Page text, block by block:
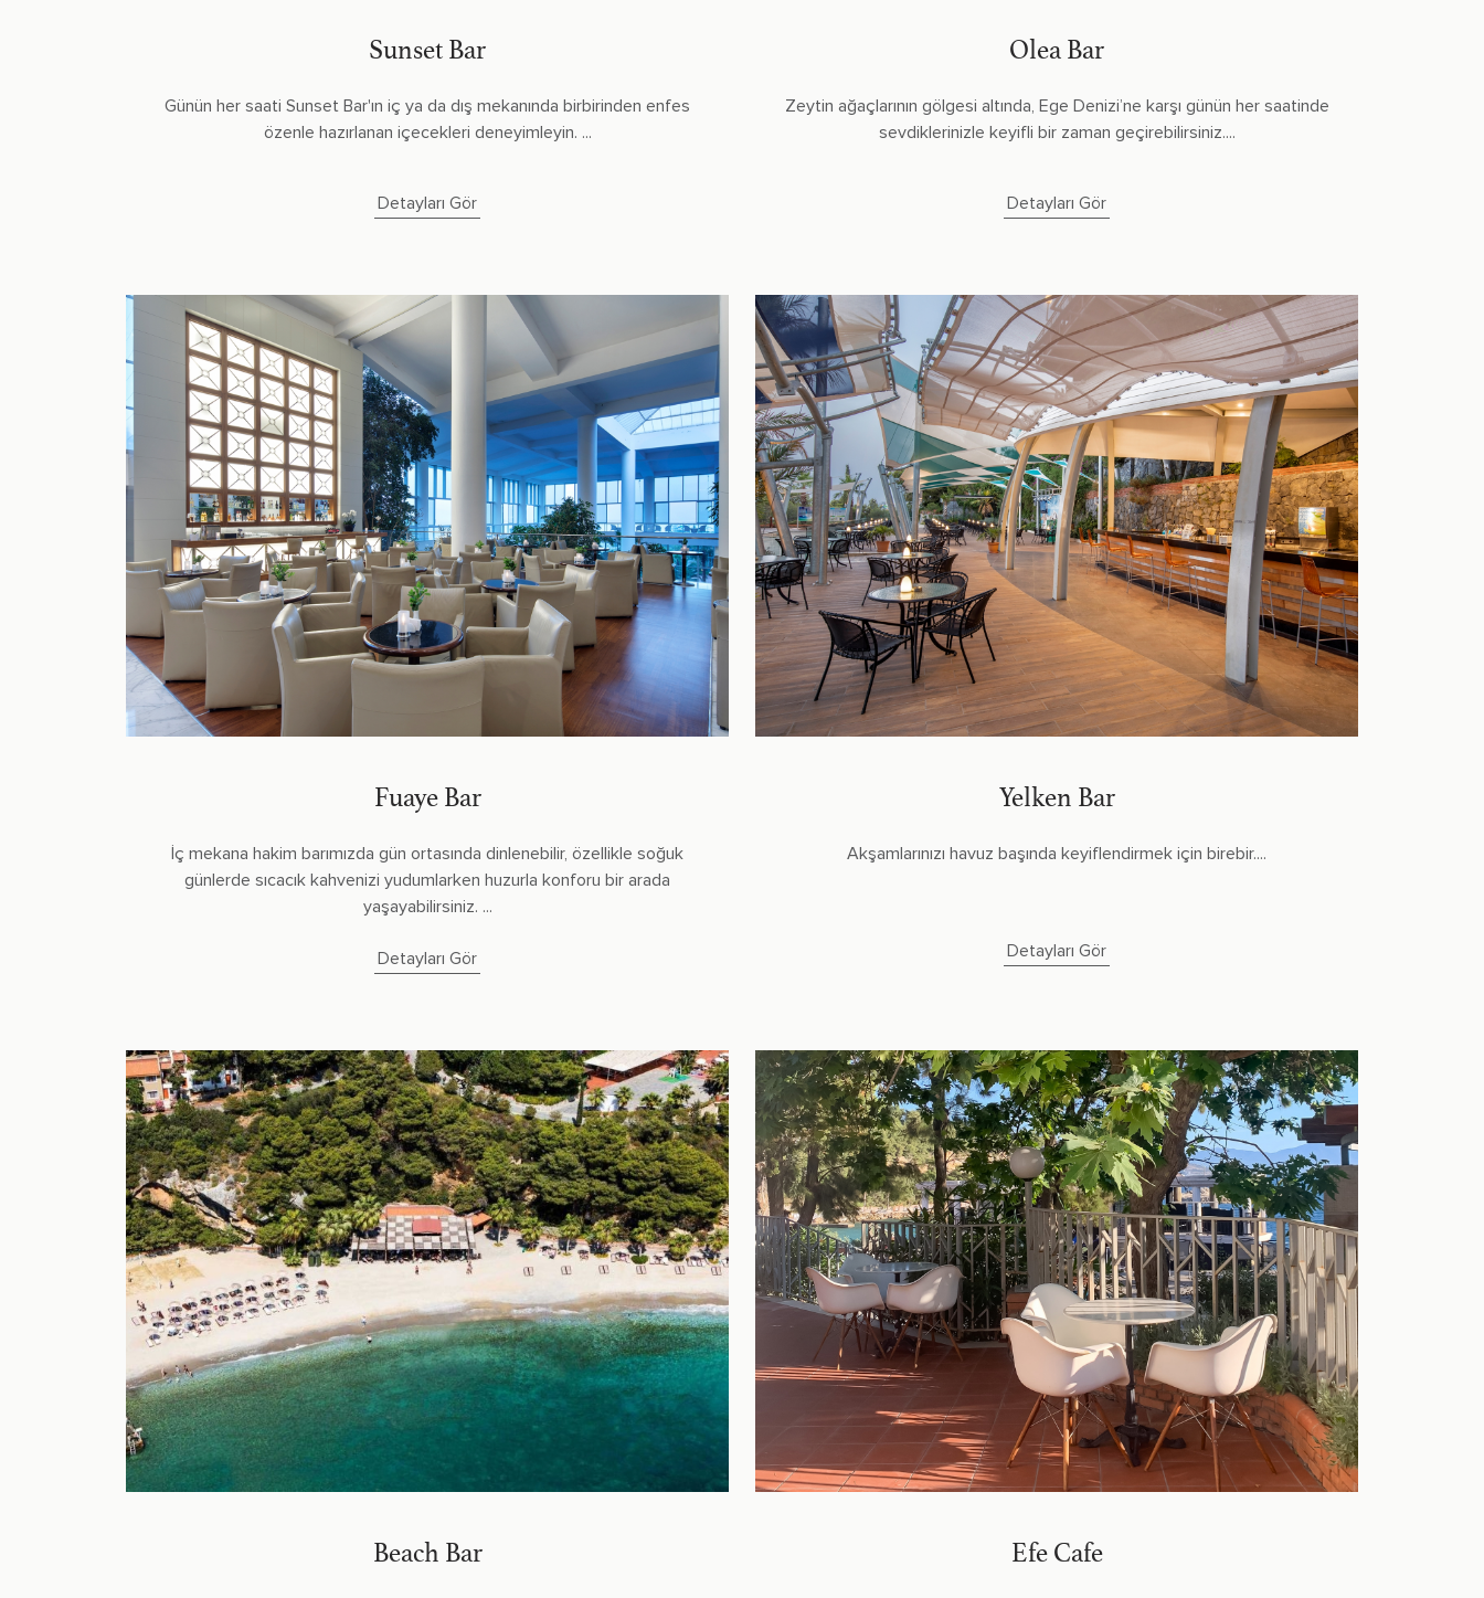
Sunset Bar
Günün her saati Sunset Bar'ın iç ya da dış mekanında birbirinden enfes
özenle hazırlanan içecekleri deneyimleyin. ...
Detayları Gör
Olea Bar
Zeytin ağaçlarının gölgesi altında, Ege Denizi’ne karşı günün her saatinde
sevdiklerinizle keyifli bir zaman geçirebilirsiniz....
Detayları Gör
Fuaye Bar
İç mekana hakim barımızda gün ortasında dinlenebilir, özellikle soğuk
günlerde sıcacık kahvenizi yudumlarken huzurla konforu bir arada
yaşayabilirsiniz. ...
Detayları Gör
Yelken Bar
Akşamlarınızı havuz başında keyiflendirmek için birebir....
Detayları Gör
Beach Bar Efe Cafe